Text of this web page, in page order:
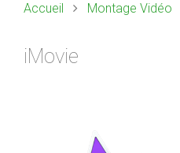
Accueil Montage Vidéo
iMovie